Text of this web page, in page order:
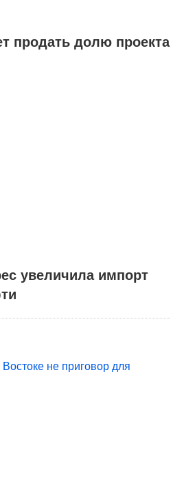
продать долю проекта
увеличила импорт